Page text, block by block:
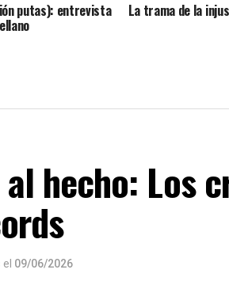
putas): entrevista La trama de la
hecho: Los
el 09/06/2026